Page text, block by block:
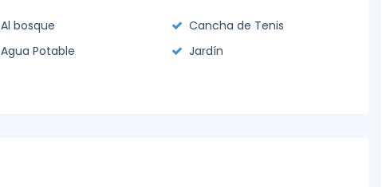
Al bosque
Cancha de Tenis
Agua Potable
Jardín